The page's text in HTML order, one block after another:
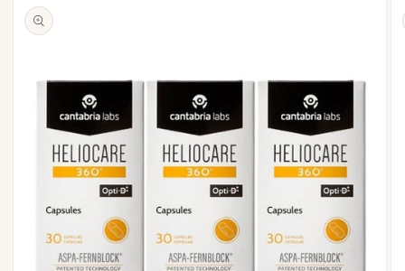
a la
información